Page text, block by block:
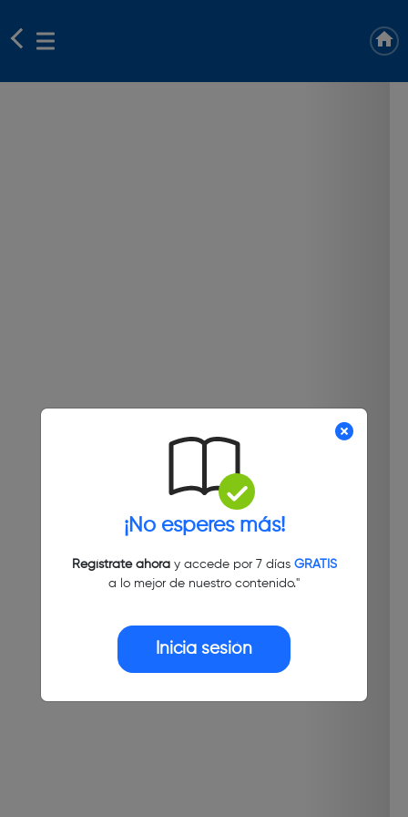
¡No esperes más!
Regístrate ahoray accede por 7 días GRATIS
a lo mejor de nuestro contenido."
Inicia sesión